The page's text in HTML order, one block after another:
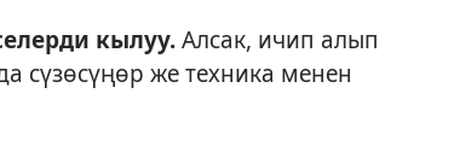
кылуу.Алсак, ичип алып
сүзөсүңөр же техника менен